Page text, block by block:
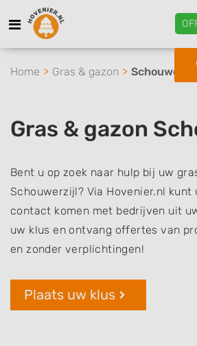
Home Gras & gazon
Gras & gazon
Bent u op zoek naar hulp bij uw
Schouwerzijl? Via Hovenier.nl kunt
contact komen met bedrijven uit
uw klus en ontvang offertes van
en zonder verplichtingen!
Plaats uw klus